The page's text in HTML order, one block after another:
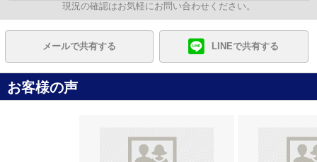
現況の確認はお気軽にお問い合わせください。
メールで共有する LINEで共有する
お客様の声